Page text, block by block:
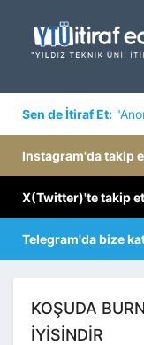
Sen de İtiraf Et:
Instagram'da takip
X(Twitter)'te takip
Telegram'da bize
KOŞUDA
IYISINDIR